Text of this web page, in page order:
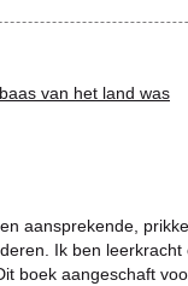
van het land was
aansprekende,
Ik ben leerkracht
boek aangeschaft